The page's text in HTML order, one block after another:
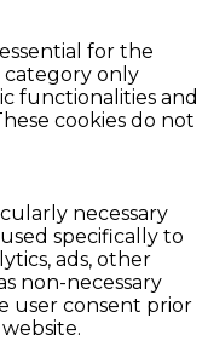
for the
category only
functionalities and
cookies do not
necessary
specifically to
ads, other
non-necessary
user consent prior